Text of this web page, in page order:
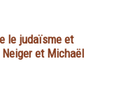
le judaïsme et
et Michaël